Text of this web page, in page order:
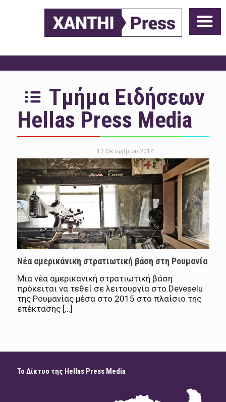
Τμήμα Ειδήσεων
Hellas Press Media
12 Οκτωβρίου 2014
Νέα αμερικάνικη στρατιωτική βάση στη Ρουμανία
Μια νέα αμερικανική στρατιωτική βάση
πρόκειται να τεθεί σε λειτουργία στο Deveselu
της Ρουμανίας μέσα στο 2015 στο πλαίσιο της
επέκτασης […]
Το Δίκτυο της Hellas Press Media